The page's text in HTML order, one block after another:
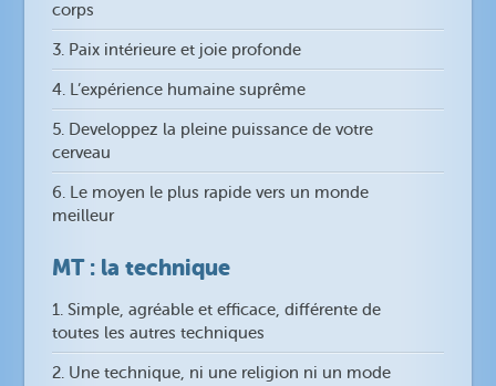
corps
3. Paix intérieure et joie profonde
4. L’expérience humaine suprême
5. Developpez la pleine puissance de votre
cerveau
6. Le moyen le plus rapide vers un monde
meilleur
MT : la technique
1. Simple, agréable et efficace, différente de
toutes les autres techniques
2. Une technique, ni une religion ni un mode